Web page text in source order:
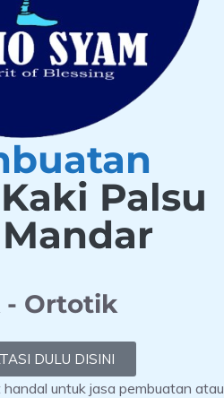
Palsu
- Ortotik
DULU DISINI
untuk jasa pembuatan atau